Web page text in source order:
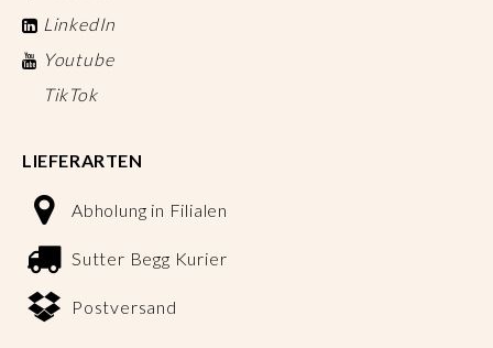
LinkedIn
Youtube
TikTok
LIEFERARTEN
Abholung in Filialen
Sutter Begg Kurier
Postversand